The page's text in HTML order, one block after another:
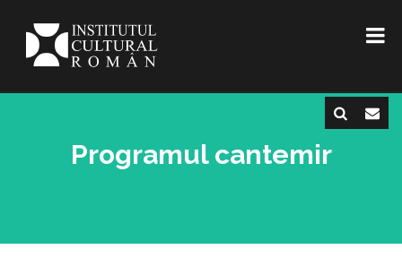
Programul cantemir